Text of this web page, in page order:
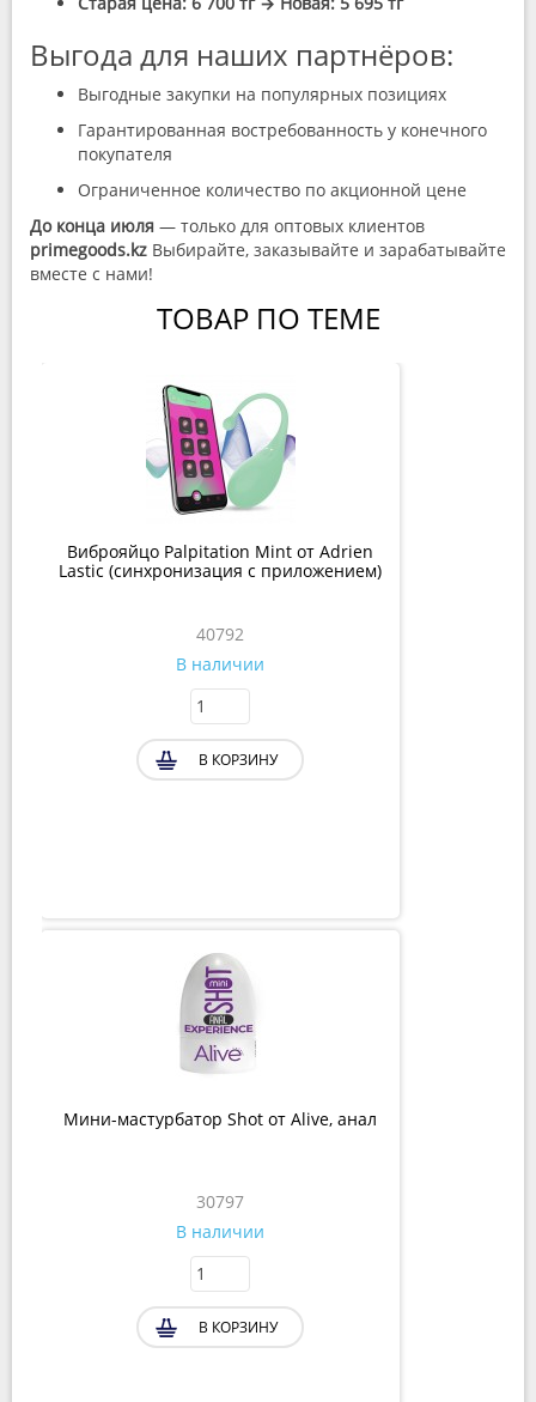
Выгода для наших партнёров:
Выгодные закупки на популярных позициях
Гарантированная востребованность у конечного
покупателя
Ограниченное количество по акционной цене
До конца июля — только для оптовых клиентов
primegoods.kz Выбирайте, заказывайте и зарабатывайте
вместе с нами!
ТОВАР ПО ТЕМЕ
Виброяйцо Palpitation Mint от Adrien
Lastic (синхронизация с приложением)
40792
В наличии
В КОРЗИНУ
Мини-мастурбатор Shot от Alive, анал
30797
В наличии
В КОРЗИНУ